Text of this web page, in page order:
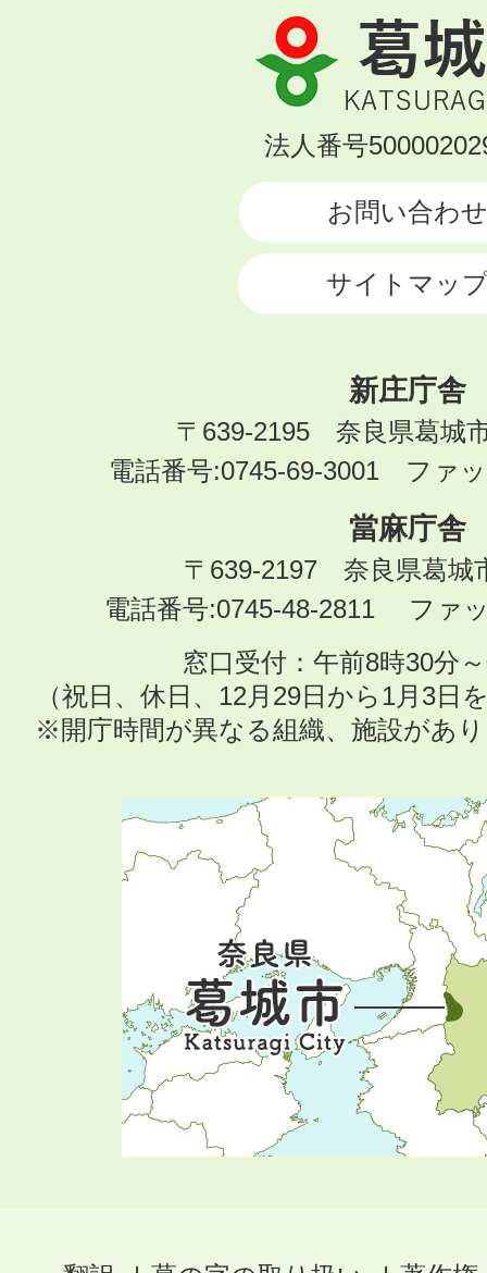
葛
城
市
KATSURAGI
法人番号
お問い合わせ
サイトマッ
新庄庁舎
〒639-2195 奈良県葛城
電話番号:0745-69-3001 ファ
當麻庁舎
〒639-2197 奈良県葛城
電話番号:0745-48-2811 ファ
窓口受付：午前8時30分
（祝日、休日、12月29日から1月3日
※開庁時間が異なる組織、施設があ